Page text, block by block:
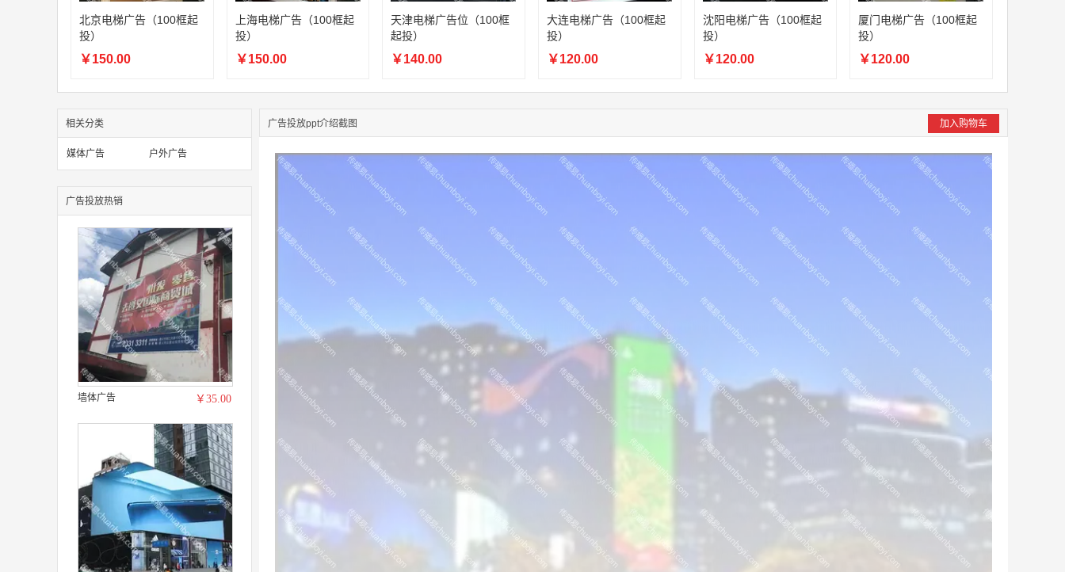
03:27:46 181****7631 联系了该媒体所在商家
03:18:49 173****0620
联系了该媒体所在商家
03:20:56 156****3374
联系了该媒体所在商家
01:59:39 189****2617 联系了该媒体所在商家
北京电梯广告（100框起
投）
￥150.00
上海电梯广告（100框起
投）
￥150.00
天津电梯广告位（100框
起投）
￥140.00
大连电梯广告（100框起
投）
￥120.00
沈阳电梯广告（100框起
投）
￥120.00
厦门电梯广告（100框起
投）
￥120.00
相关分类
媒体广告 户外广告
广告投放热销
墙体广告 ￥35.00
广告投放ppt介绍截图 加入购物车